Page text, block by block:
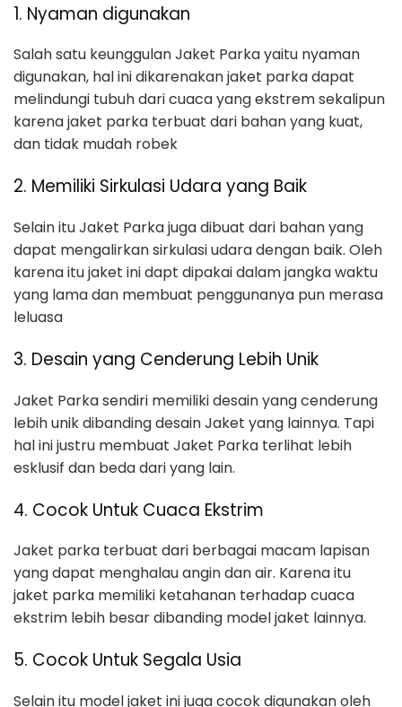
1. Nyaman digunakan
Salah satu keunggulan Jaket Parka yaitu nyaman
digunakan, hal ini dikarenakan jaket parka dapat
melindungi tubuh dari cuaca yang ekstrem sekalipun
karena jaket parka terbuat dari bahan yang kuat,
dan tidak mudah robek
2. Memiliki Sirkulasi Udara yang Baik
Selain itu Jaket Parka juga dibuat dari bahan yang
dapat mengalirkan sirkulasi udara dengan baik. Oleh
karena itu jaket ini dapt dipakai dalam jangka waktu
yang lama dan membuat penggunanya pun merasa
leluasa
3. Desain yang Cenderung Lebih Unik
Jaket Parka sendiri memiliki desain yang cenderung
lebih unik dibanding desain Jaket yang lainnya. Tapi
hal ini justru membuat Jaket Parka terlihat lebih
esklusif dan beda dari yang lain.
4. Cocok Untuk Cuaca Ekstrim
Jaket parka terbuat dari berbagai macam lapisan
yang dapat menghalau angin dan air. Karena itu
jaket parka memiliki ketahanan terhadap cuaca
ekstrim lebih besar dibanding model jaket lainnya.
5. Cocok Untuk Segala Usia
Selain itu model jaket ini juga cocok digunakan oleh